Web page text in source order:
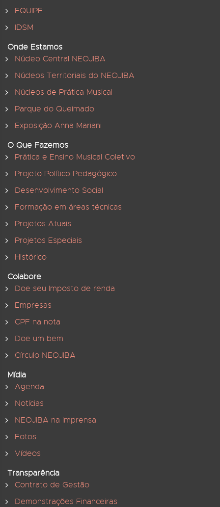
EQUIPE
IDSM
Onde Estamos
Núcleo Central NEOJIBA
Núcleos Territoriais do NEOJIBA
Núcleos de Prática Musical
Parque do Queimado
Exposição Anna Mariani
O Que Fazemos
Prática e Ensino Musical Coletivo
Projeto Político Pedagógico
Desenvolvimento Social
Formação em áreas técnicas
Projetos Atuais
Projetos Especiais
Histórico
Colabore
Doe seu Imposto de renda
Empresas
CPF na nota
Doe um bem
Círculo NEOJIBA
Mídia
Agenda
Notícias
NEOJIBA na imprensa
Fotos
Vídeos
Transparência
Contrato de Gestão
Demonstrações Financeiras